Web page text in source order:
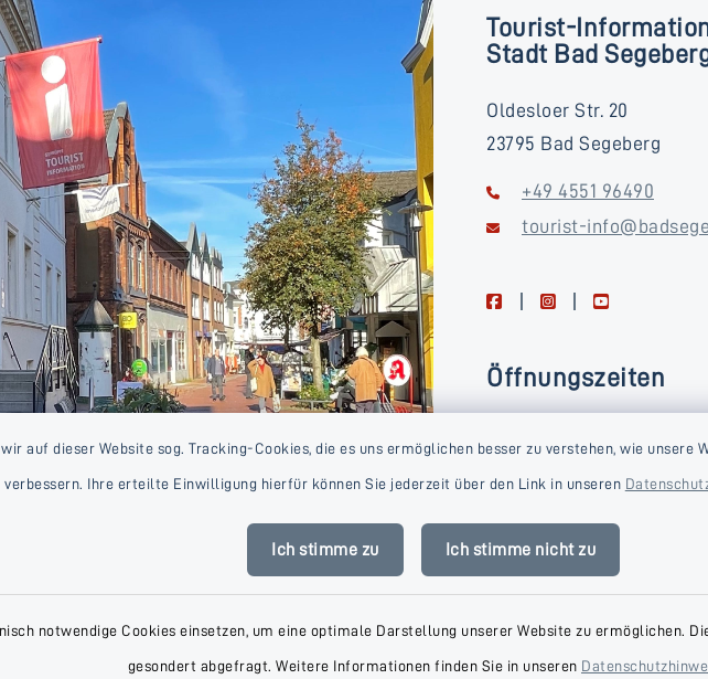
auf dieser Website sog. Tracking-Cookies, die es uns ermöglichen besser zu verstehen, wie
verbessern. Ihre erteilte Einwilligung hierfür können Sie jederzeit über den Link in unseren
Ich stimme zu Ich stimme nicht zu
notwendige Cookies einsetzen, um eine optimale Darstellung unserer Website zu ermöglichen.
gesondert abgefragt. Weitere Informationen finden Sie in unseren
Tourist-
Stadt Bad
Oldesloer Str. 20
23795 Bad Segeberg
+49 4551 96490
tourist-
facebookinstagramyoutube
Öffnungszeiten
Freitag
09:00-16:00 Uhr
Mittwoch
09:00-14:00 Uhr